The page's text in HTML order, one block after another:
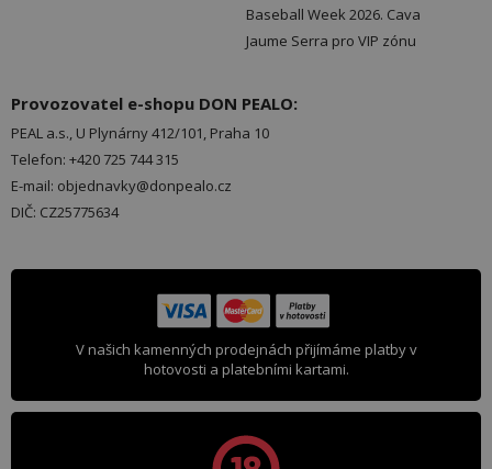
Baseball Week 2026. Cava
Jaume Serra pro VIP zónu
Provozovatel e-shopu DON PEALO:
PEAL a.s., U Plynárny 412/101, Praha 10
Telefon: +420 725 744 315
E-mail: objednavky@donpealo.cz
DIČ: CZ25775634
V našich kamenných prodejnách přijímáme platby v
hotovosti a platebními kartami.